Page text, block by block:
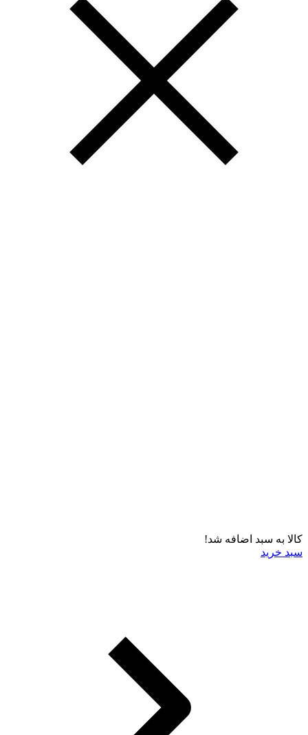
کالا به سبد اضافه شد!
سبد خرید